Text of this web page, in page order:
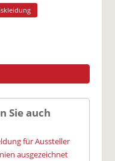
Sie auch
für Aussteller
ausgezeichnet